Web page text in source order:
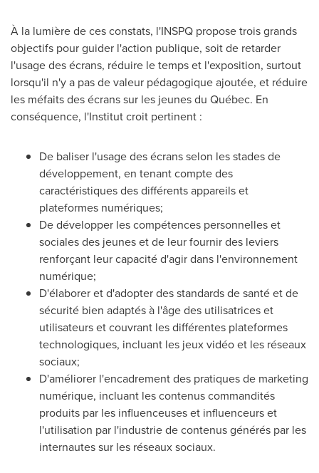
À la lumière de ces constats, l'INSPQ propose trois grands
objectifs pour guider l'action publique, soit de retarder
l'usage des écrans, réduire le temps et l'exposition, surtout
lorsqu'il n'y a pas de valeur pédagogique ajoutée, et réduire
les méfaits des écrans sur les jeunes du Québec. En
conséquence, l'Institut croit pertinent :
De baliser l'usage des écrans selon les stades de
développement, en tenant compte des
caractéristiques des différents appareils et
plateformes numériques;
De développer les compétences personnelles et
sociales des jeunes et de leur fournir des leviers
renforçant leur capacité d'agir dans l'environnement
numérique;
D'élaborer et d'adopter des standards de santé et de
sécurité bien adaptés à l'âge des utilisatrices et
utilisateurs et couvrant les différentes plateformes
technologiques, incluant les jeux vidéo et les réseaux
sociaux;
D'améliorer l'encadrement des pratiques de marketing
numérique, incluant les contenus commandités
produits par les influenceuses et influenceurs et
l'utilisation par l'industrie de contenus générés par les
internautes sur les réseaux sociaux.